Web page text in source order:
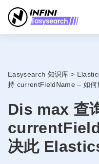
Easysearch 知识库 >
持 currentFieldName – 如
Dis max 查
决此